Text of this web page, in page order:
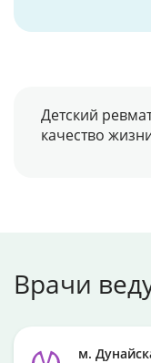
Детский
качество
Врачи
м.